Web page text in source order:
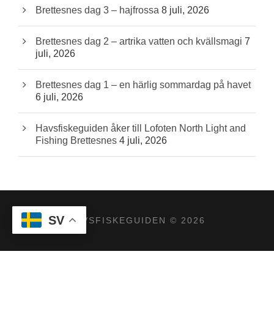
Brettesnes dag 3 – hajfrossa 8 juli, 2026
Brettesnes dag 2 – artrika vatten och kvällsmagi 7
juli, 2026
Brettesnes dag 1 – en härlig sommardag på havet
6 juli, 2026
Havsfiskeguiden åker till Lofoten North Light and
Fishing Brettesnes 4 juli, 2026
HAVSFISKEGUIDEN © 2026
SV